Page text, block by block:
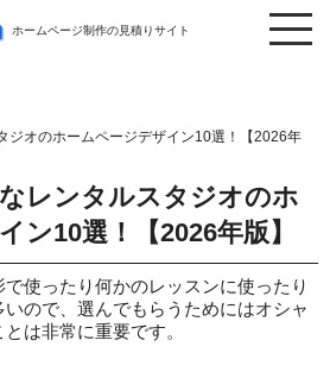
ホームページ制作の見積りサイト
ジオのホームページデザイン10選！【2026年
レンタルスタジオのホ
ン10選！【2026年版】
使ったり何かのレッスンに使ったり
ので、選んでもらうためにはオシャ
は非常に重要です。